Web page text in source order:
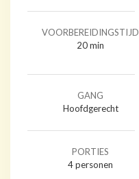
VOORBEREIDINGSTIJD
20minuten
min
GANG
Hoofdgerecht
PORTIES
4personen